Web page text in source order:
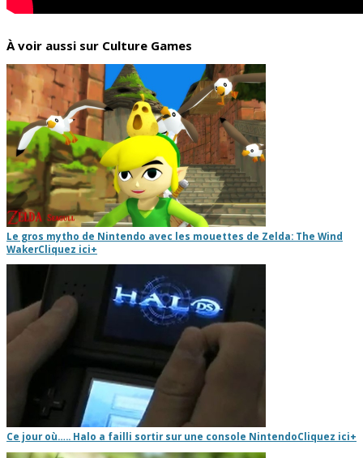
À voir aussi sur Culture Games
Le gros mytho de Nintendo avec les mouettes de Zelda: The Wind
WakerCliquez ici+
Ce jour où….. Halo a failli sortir sur une console NintendoCliquez ici+